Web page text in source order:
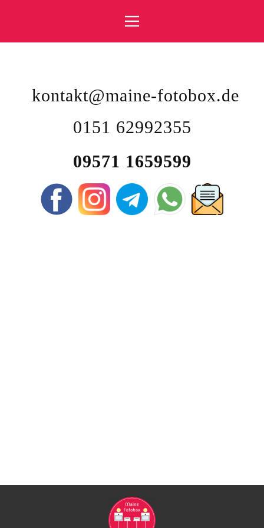
kontakt@maine-fotobox.de
0151 62992355
09571 1659599